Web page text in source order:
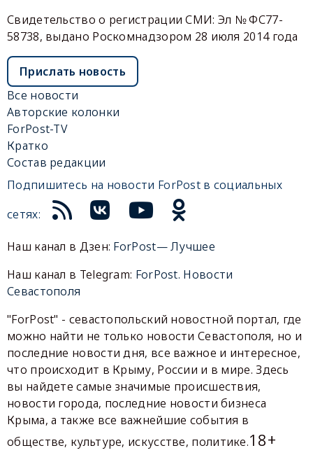
Свидетельство о регистрации СМИ: Эл № ФС77-
58738, выдано Роскомнадзором 28 июля 2014 года
Прислать новость
Все новости
Авторские колонки
ForPost-TV
Кратко
Состав редакции
Подпишитесь на новости ForPost в социальных
сетях:
Наш канал в Дзен: ForPost— Лучшее
Наш канал в Telegram: ForPost. Новости
Севастополя
"ForPost" - севастопольский новостной портал, где
можно найти не только новости Севастополя, но и
последние новости дня, все важное и интересное,
что происходит в Крыму, России и в мире. Здесь
вы найдете самые значимые происшествия,
новости города, последние новости бизнеса
Крыма, а также все важнейшие события в
обществе, культуре, искусстве, политике.18+